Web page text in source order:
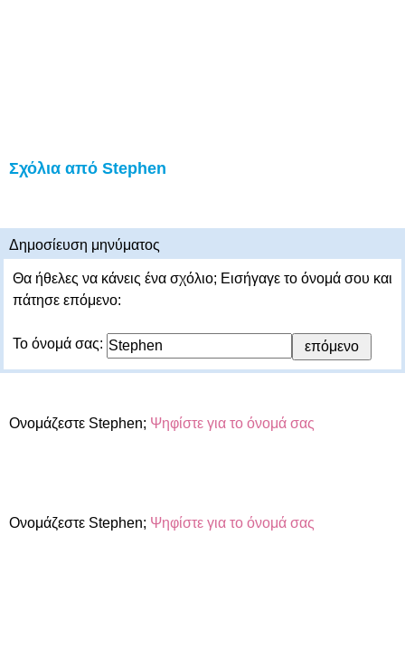
Σχόλια από Stephen
Δημοσίευση μηνύματος
Θα ήθελες να κάνεις ένα σχόλιο; Εισήγαγε το όνομά σου και
πάτησε επόμενο:
Το όνομά σας:
Ονομάζεστε Stephen; Ψηφίστε για το όνομά σας
Ονομάζεστε Stephen; Ψηφίστε για το όνομά σας